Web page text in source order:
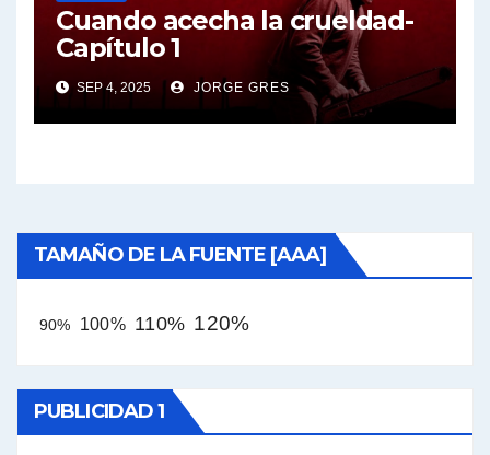
Cuando acecha la crueldad-
Capítulo 1
SEP 4, 2025 JORGE GRES
TAMAÑO DE LA FUENTE [AAA]
90% 100% 110% 120%
PUBLICIDAD 1